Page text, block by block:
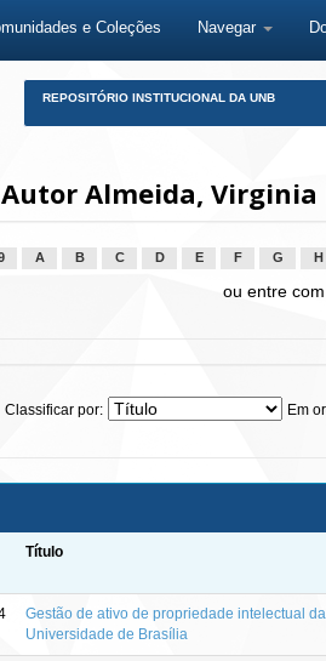
e Coleções Navegar
REPOSITÓRIO INSTITUCIONAL DA UNB
Almeida, Virginia
A B C D E F G H
ou entre
Classificar por: Em
Título
Gestão de ativo de propriedade intelectual
Universidade de Brasília